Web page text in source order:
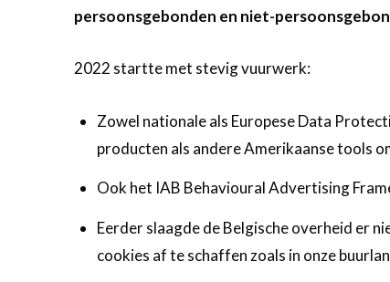
persoonsgebonden en niet-
2022 startte met stevig vuurwerk:
Zowel nationale als Europese Data
producten als andere Amerikaanse tools
Ook het IAB Behavioural Advertising
Eerder slaagde de Belgische overheid er
cookies af te schaffen zoals in onze